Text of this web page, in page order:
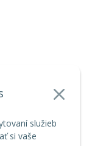
služieb
si vaše